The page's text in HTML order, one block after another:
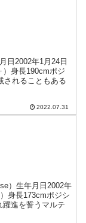
日2002年1月24日
）身長190cmポジ
されることもある
2022.07.31
）生年月日2002年
身長173cmポジシ
躍進を誓うマルテ